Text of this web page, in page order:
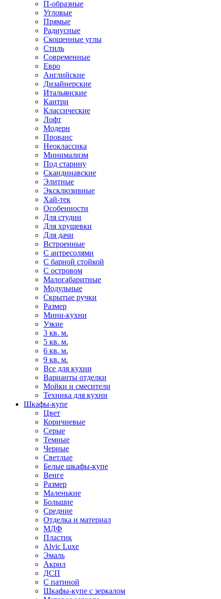
П-образные
Угловые
Прямые
Радиусные
Скошенные углы
Стиль
Современные
Евро
Английские
Дизайнерские
Итальянские
Кантри
Классические
Лофт
Модерн
Прованс
Неоклассика
Минимализм
Под старину
Скандинавские
Элитные
Эксклюзивные
Хай-тек
Особенности
Для студии
Для хрущевки
Для дачи
Встроенные
С антресолями
С барной стойкой
С островом
Малогабаритные
Модульные
Скрытые ручки
Размер
Мини-кухни
Узкие
3 кв. м.
5 кв. м.
6 кв. м.
9 кв. м.
Все для кухни
Варианты отделки
Мойки и смесители
Техника для кухни
Шкафы-купе
Цвет
Коричневые
Серые
Темные
Черные
Светлые
Белые шкафы-купе
Венге
Размер
Маленькие
Большие
Средние
Отделка и материал
МДФ
Пластик
Alvic Luxe
Эмаль
Акрил
ДСП
С патиной
Шкафы-купе с зеркалом